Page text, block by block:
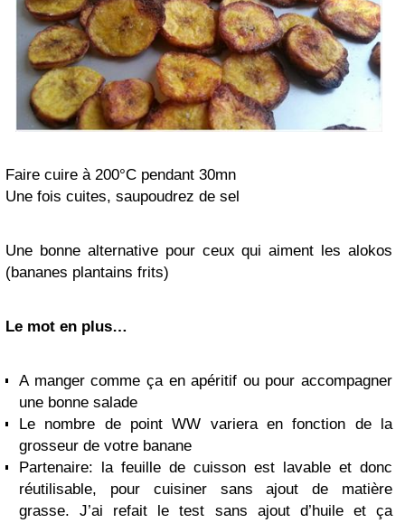
Faire cuire à 200°C pendant 30mn
Une fois cuites, saupoudrez de sel
Une bonne alternative pour ceux qui aiment les alokos
(bananes plantains frits)
Le mot en plus…
A manger comme ça en apéritif ou pour accompagner
une bonne salade
Le nombre de point WW variera en fonction de la
grosseur de votre banane
Partenaire: la feuille de cuisson est lavable et donc
réutilisable, pour cuisiner sans ajout de matière
grasse. J’ai refait le test sans ajout d’huile et ça